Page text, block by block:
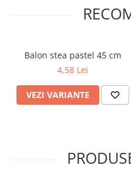
Balon stea pastel 45 cm
4,58 Lei
VEZI VARIANTE